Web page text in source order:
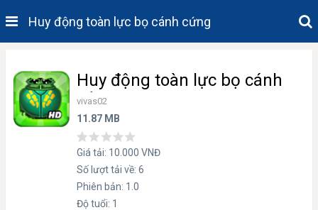
Huy động toàn lực bọ cánh cứng
Huy động toàn lực bọ cánh
cứng
vivas02
11.87 MB
Giá tải: 10.000 VNĐ
Số lượt tải về: 6
Phiên bản: 1.0
Độ tuổi: 1